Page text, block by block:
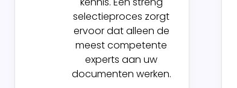
selectieproces zorgt
ervoor dat alleen de
meest competente
experts aan uw
documenten werken.